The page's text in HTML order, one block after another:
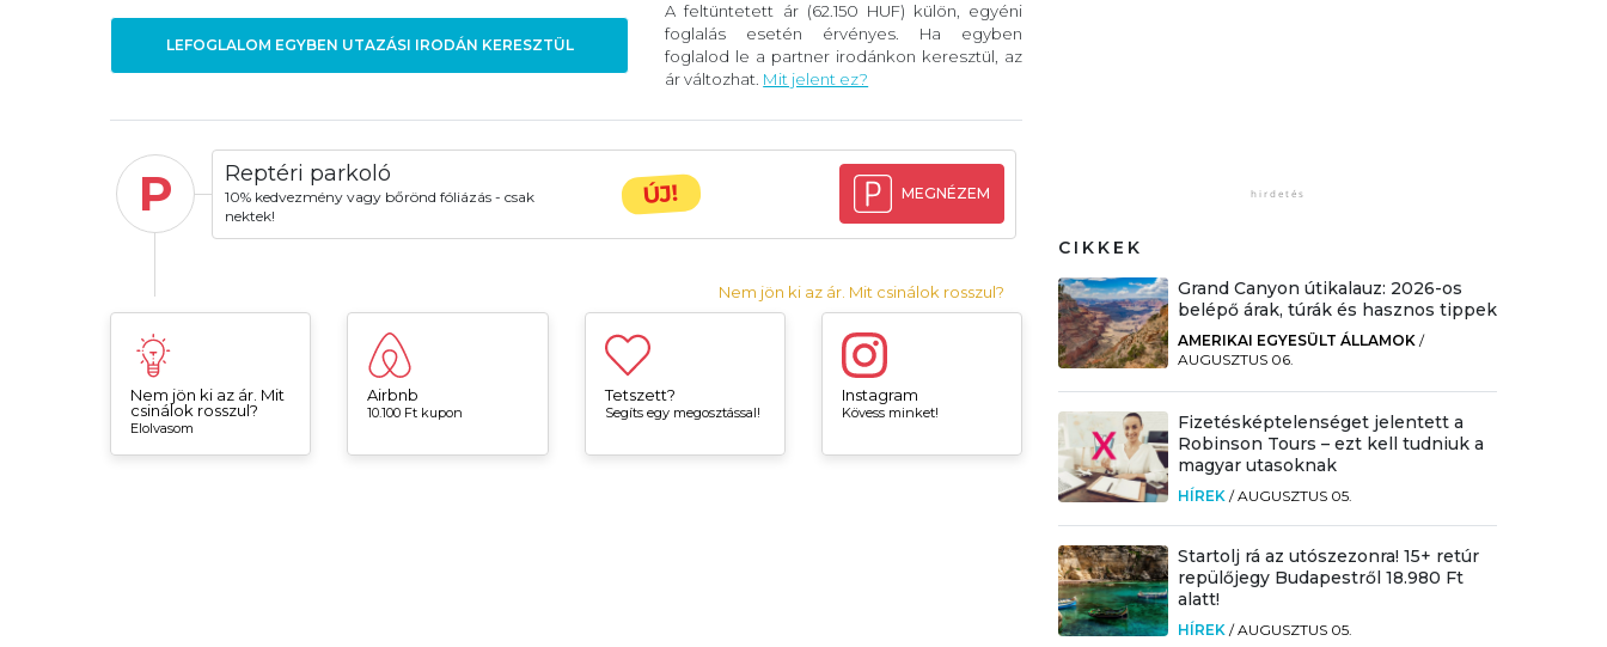
LEFOGLALOM EGYBEN UTAZÁSI IRODÁN KERESZTÜL
A feltüntetett ár (62.150 HUF) külön, egyéni
foglalás esetén érvényes. Ha egyben
foglalod le a partner irodánkon keresztül, az
ár változhat. Mit jelent ez?
P Reptéri parkoló
10% kedvezmény vagy bőrönd fóliázás - csak
nektek!
ÚJ! MEGNÉZEM
Nem jön ki az ár. Mit csinálok rosszul?
Nem jön ki az ár. Mit
csinálok rosszul?
Elolvasom
Airbnb
10.100 Ft kupon
Tetszett?
Segíts egy megosztással!
Instagram
Kövess minket!
CIKKEK
Grand Canyon útikalauz: 2026-os
belépő árak, túrák és hasznos tippek
AMERIKAI EGYESÜLT ÁLLAMOK /
AUGUSZTUS 06.
Fizetésképtelenséget jelentett a
Robinson Tours – ezt kell tudniuk a
magyar utasoknak
HÍREK /AUGUSZTUS 05.
Startolj rá az utószezonra! 15+ retúr
repülőjegy Budapestről 18.980 Ft
alatt!
HÍREK /AUGUSZTUS 05.